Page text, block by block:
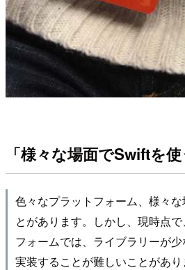
「様々な場面でSwiftを使
色々なプラットフォーム、様々
とがあります。しかし、現時点
フォームでは、ライブラリーが
実装することが難しいことがあ